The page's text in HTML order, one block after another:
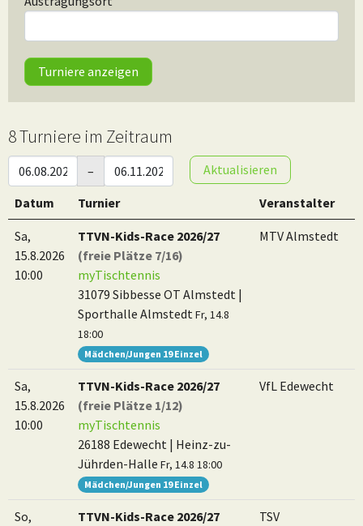
8 Turniere im Zeitraum
– Aktualisieren
Datum Turnier Veranstalter
Sa,
15.8.2026
10:00
TTVN-Kids-Race 2026/27
(freie Plätze 7/16)
myTischtennis
31079 Sibbesse OT Almstedt |
Sporthalle Almstedt Fr, 14.8
18:00
Mädchen/Jungen 19 Einzel
MTV Almstedt
Sa,
15.8.2026
10:00
TTVN-Kids-Race 2026/27
(freie Plätze 1/12)
myTischtennis
26188 Edewecht | Heinz-zu-
Jührden-Halle Fr, 14.8 18:00
Mädchen/Jungen 19 Einzel
VfL Edewecht
So,
TTVN-Kids-Race 2026/27
TSV